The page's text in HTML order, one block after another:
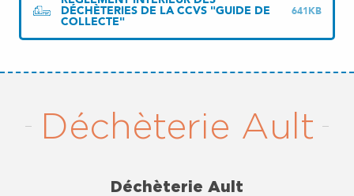
DÉCHÈTERIES DE LA CCVS "GUIDE DE
COLLECTE"
641KB
Déchèterie Ault
Déchèterie Ault